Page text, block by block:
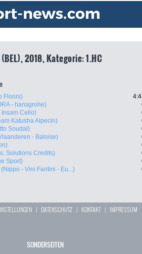
2018, Kategorie: 1.HC
Floors)
- hansgrohe)
Insam Cello)
Katusha Alpecin)
Soudal)
- Baloise)
Solutions Credits)
Sport)
(Nippo - Vini Fantini - Eu...)
| DATENSCHUTZ | KONTAKT| IMPRESSUM
SONDERSEITEN